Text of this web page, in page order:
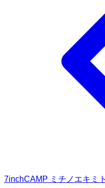
7inchCAMP ミチノエキミ